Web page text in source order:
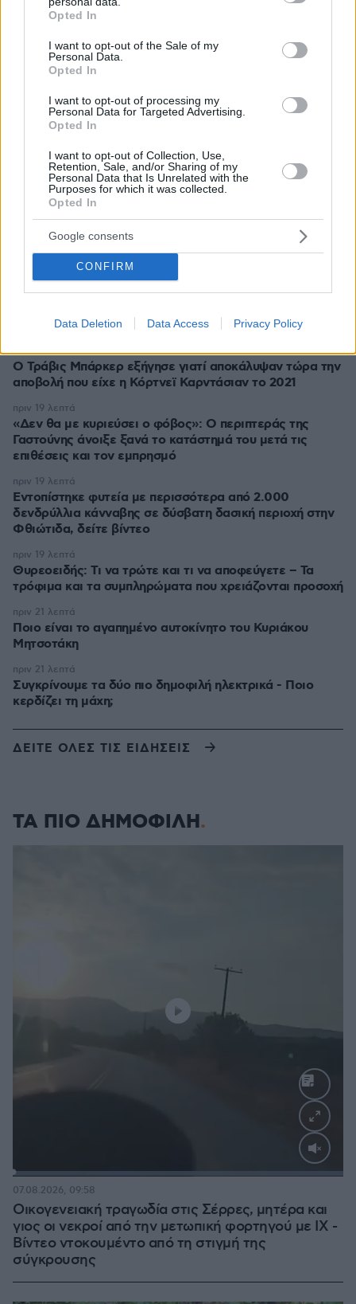
grant or deny consent to Google and its third-party tags to
use your data for below specified purposes in below Google
consent section.
Opted In
I want to opt-out of the Sale of my
Personal Data.
Opted In
I want to opt-out of processing my
Personal Data for Targeted Advertising.
Opted In
I want to opt-out of Collection, Use,
Retention, Sale, and/or Sharing of my
Personal Data that Is Unrelated with the
Purposes for which it was collected.
Opted In
Google consents
CONFIRM
Data Deletion Data Access Privacy Policy
ΡΟΗ ΕΙΔΗΣΕΩΝ
Ειδήσεις Δημοφιλή Σχολιασμένα
Μέχρι το τέλος του καλοκαιριού αυτά τα ζώδια θα
έχουν βρει την αληθινή αγάπη
Άρτος: Όσα πρέπει να γνωρίζουμε για το προζύμι, τη
πριν 10 λεπτά
Συνελήφθη 56χρονος στο αεροδρόμιο Μυκόνου με
2.280 πακέτα λαθραίων τσιγάρων, δείτε εικόνες
πριν 12 λεπτά
Μειωμένη κερδοφορία έχει η BMW. Τι φταίει;
O Τράβις Μπάρκερ εξήγησε γιατί αποκάλυψαν τώρα την
αποβολή που είχε η Κόρτνεϊ Καρντάσιαν το 2021
πριν 17 λεπτά
«Δεν θα με κυριεύσει ο φόβος»: Ο περιπτεράς της
Γαστούνης άνοιξε ξανά το κατάστημά του μετά τις
επιθέσεις και τον εμπρησμό
πριν 19 λεπτά
Εντοπίστηκε φυτεία με περισσότερα από 2.000
δενδρύλλια κάνναβης σε δύσβατη δασική περιοχή στην
Φθιώτιδα, δείτε βίντεο
πριν 19 λεπτά
Θυρεοειδής: Τι να τρώτε και τι να αποφεύγετε – Τα
τρόφιμα και τα συμπληρώματα που χρειάζονται προσοχή
πριν 19 λεπτά
Ποιο είναι το αγαπημένο αυτοκίνητο του Κυριάκου
Μητσοτάκη
πριν 21 λεπτά
Συγκρίνουμε τα δύο πιο δημοφιλή ηλεκτρικά - Ποιο
κερδίζει τη μάχη;
πριν 21 λεπτά
ΔΕΙΤΕ ΟΛΕΣ ΤΙΣ ΕΙΔΗΣΕΙΣ
ΤΑ ΠΙΟ ΔΗΜΟΦΙΛΗ
Loaded:
Οικογενειακή τραγωδία στις Σέρρες, μητέρα και
γιος οι νεκροί από την μετωπική φορτηγού με ΙΧ -
Βίντεο ντοκουμέντο από τη στιγμή της
σύγκρουσης
07.08.2026, 09:58